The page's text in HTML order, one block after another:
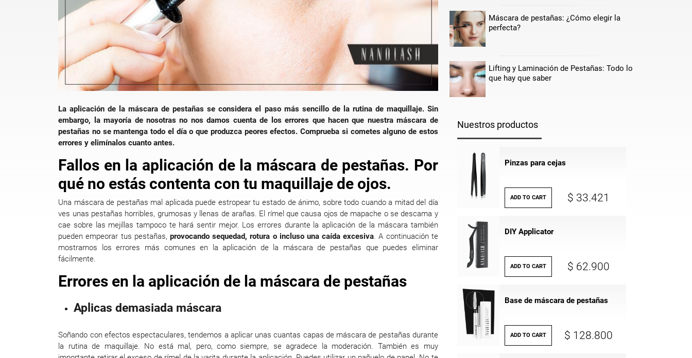
La aplicación de la máscara de pestañas se considera el paso más sencillo de la rutina de maquillaje. Sin
embargo, la mayoría de nosotras no nos damos cuenta de los errores que hacen que nuestra máscara de
pestañas no se mantenga todo el día o que produzca peores efectos. Comprueba si cometes alguno de estos
errores y elimínalos cuanto antes.
Fallos en la aplicación de la máscara de pestañas. Por
qué no estás contenta con tu maquillaje de ojos.
Una máscara de pestañas mal aplicada puede estropear tu estado de ánimo, sobre todo cuando a mitad del día
ves unas pestañas horribles, grumosas y llenas de arañas. El rímel que causa ojos de mapache o se descama y
cae sobre las mejillas tampoco te hará sentir mejor. Los errores durante la aplicación de la máscara también
pueden empeorar tus pestañas, provocando sequedad, rotura o incluso una caída excesiva. A continuación te
mostramos los errores más comunes en la aplicación de la máscara de pestañas que puedes eliminar
fácilmente.
Errores en la aplicación de la máscara de pestañas
Aplicas demasiada máscara
Soñando con efectos espectaculares, tendemos a aplicar unas cuantas capas de máscara de pestañas durante
la rutina de maquillaje. No está mal, pero, como siempre, se agradece la moderación. También es muy
Máscara de pestañas: ¿Cómo elegir la
perfecta?
Lifting y Laminación de Pestañas: Todo lo
que hay que saber
Nuestros productos
Pinzas para cejas
ADD TO CART $ 33.421
DIY Applicator
ADD TO CART $ 62.900
Base de máscara de pestañas
ADD TO CART $ 128.800